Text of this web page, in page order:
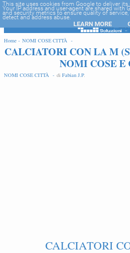
-->
Home - NOMI COSE CITTÀ -
CALCIATORI CON LA M
NOMI COSE E
NOMI COSE CITTÀ - di Fabian J.P.
CALCIATORI
This site uses cookies from Google to deliver its
Your IP address and user-agent are shared with
and security metrics to ensure quality of
detect and address abuse.
LEARN MORE